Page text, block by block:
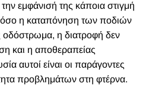
την εμφάνισή της κάποια στιγμή
όσο η καταπόνηση των ποδιών
οδόστρωμα, η διατροφή δεν
και η αποθεραπείας
αυτοί είναι οι παράγοντες
προβλημάτων στη φτέρνα.